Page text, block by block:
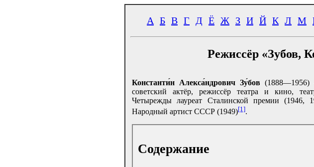
А Б В Г Д Ё Ж З И Й К Л М
Режиссёр «Зубов,
Константи́н Алекса́ндрович Зу́бов
советский актёр, режиссёр театра и кино,
Четырежды лауреат Сталинской премии (1946,
Народный артист СССР (1949)[1].
Содержание